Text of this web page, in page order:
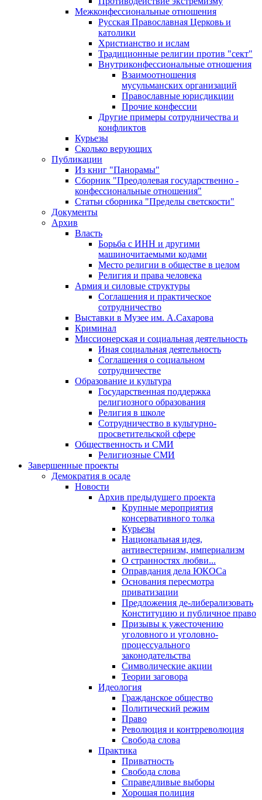
Межконфессиональные отношения
Русская Православная Церковь и
католики
Христианство и ислам
Традиционные религии против "сект"
Внутриконфессиональные отношения
Взаимоотношения
мусульманских организаций
Православные юрисдикции
Прочие конфессии
Другие примеры сотрудничества и
конфликтов
Курьезы
Сколько верующих
Публикации
Из книг "Панорамы"
Сборник "Преодолевая государственно -
конфессиональные отношения"
Статьи сборника "Пределы светскости"
Документы
Архив
Власть
Борьба с ИНН и другими
машиночитаемыми кодами
Место религии в обществе в целом
Религия и права человека
Армия и силовые структуры
Соглашения и практическое
сотрудничество
Выставки в Музее им. А.Сахарова
Криминал
Миссионерская и социальная деятельность
Иная социальная деятельность
Соглашения о социальном
сотрудничестве
Образование и культура
Государственная поддержка
религиозного образования
Религия в школе
Сотрудничество в культурно-
просветительской сфере
Общественность и СМИ
Религиозные СМИ
Завершенные проекты
Демократия в осаде
Новости
Архив предыдущего проекта
Крупные мероприятия
консервативного толка
Курьезы
Национальная идея,
антивестернизм, империализм
О странностях любви...
Оправдания дела ЮКОСа
Основания пересмотра
приватизации
Предложения де-либерализовать
Конституцию и публичное право
Призывы к ужесточению
уголовного и уголовно-
процессуального
законодательства
Символические акции
Теории заговора
Идеология
Гражданское общество
Политический режим
Право
Революция и контрреволюция
Свобода слова
Практика
Приватность
Свобода слова
Справедливые выборы
Хорошая полиция